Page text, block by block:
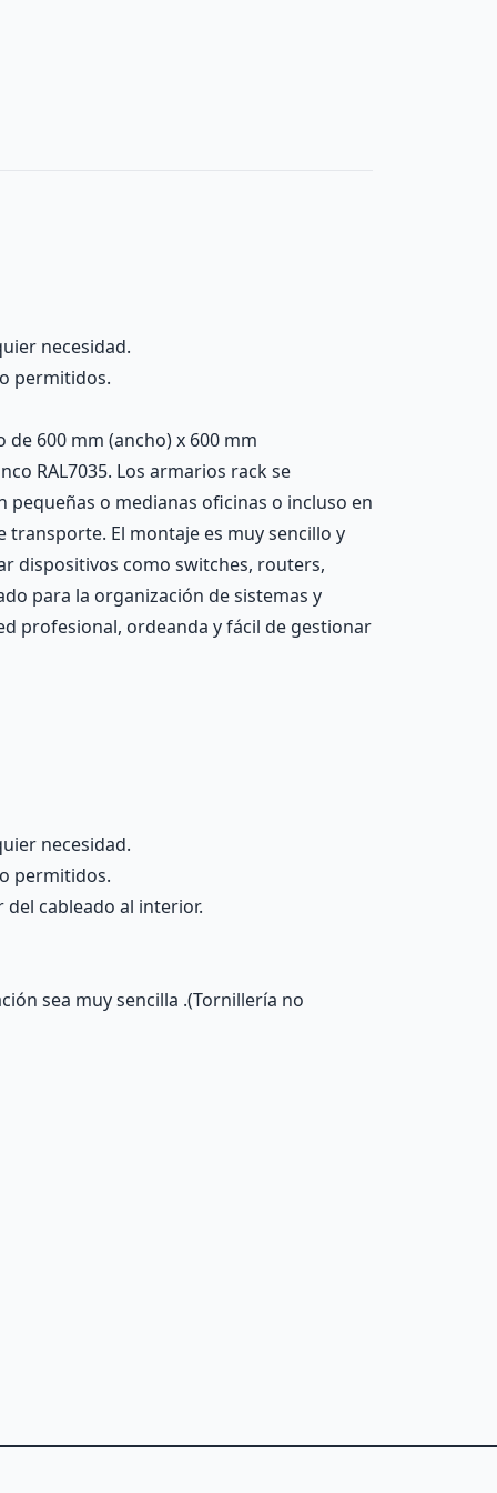
necesidad.
permitidos.
600 mm (ancho) x 600 mm
RAL7035. Los armarios rack se
o medianas oficinas o incluso en
El montaje es muy sencillo y
dispositivos como switches, routers,
para la organización de sistemas y
profesional, ordeanda y fácil de gestionar
necesidad.
permitidos.
cableado al interior.
sea muy sencilla .(Tornillería no